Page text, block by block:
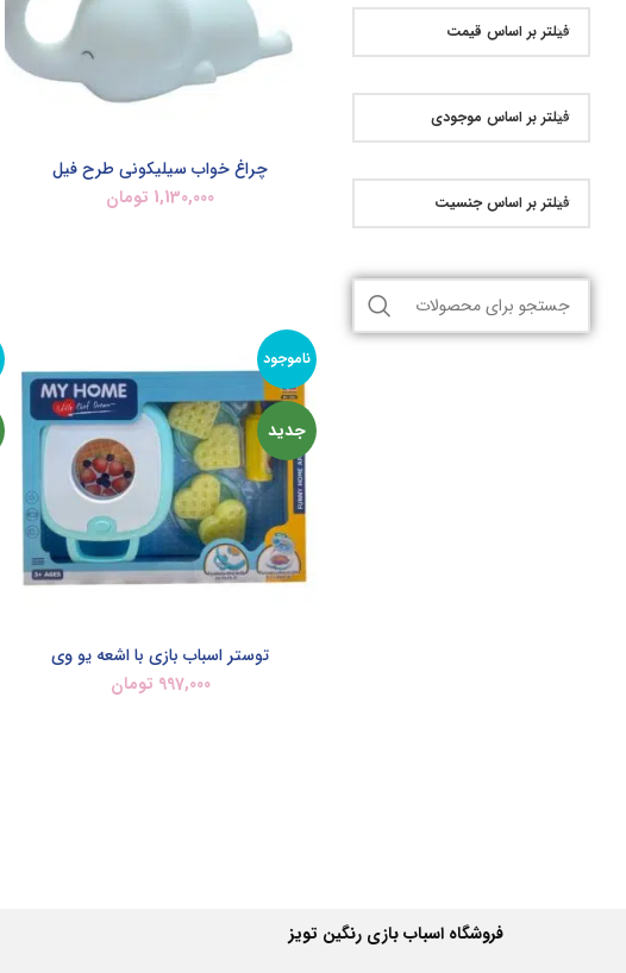
فیلتر بر اساس قیمت
فیلتر بر اساس موجودی
فیلتر بر اساس جنسیت
چراغ خواب سیلیکونی طرح فیل
1,130,000 تومان
ناموجود
جدید
توستر اسباب بازی با اشعه یو وی
997,000 تومان
فروشگاه اسباب بازی رنگین تویز